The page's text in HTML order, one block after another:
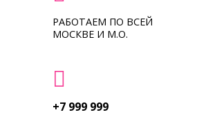
РАБОТАЕМ ПО ВСЕЙ
МОСКВЕ И М.О.
+7 999 999